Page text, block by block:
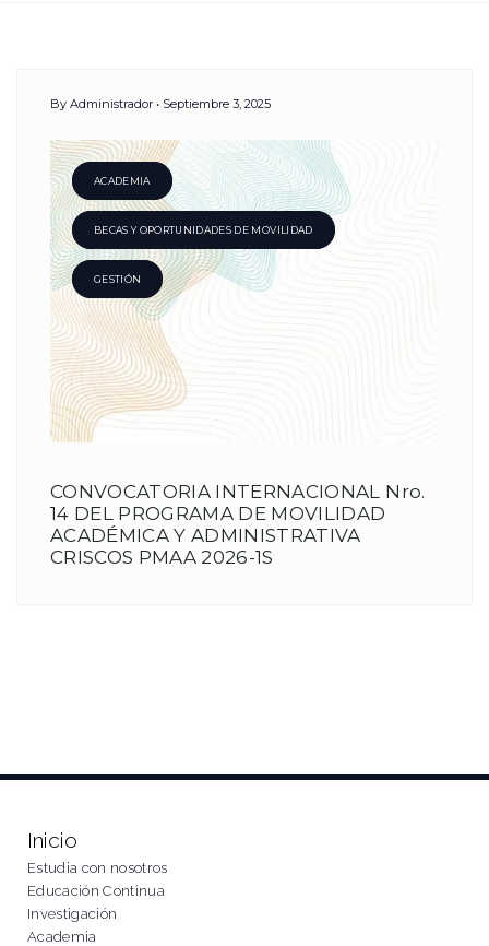
Day:
Septiembre,
2025
By Administrador Septiembre 3, 2025
ACADEMIA
BECAS Y OPORTUNIDADES DE MOVILIDAD
GESTIÓN
CONVOCATORIA INTERNACIONAL Nro.
14 DEL PROGRAMA DE MOVILIDAD
ACADÉMICA Y ADMINISTRATIVA
CRISCOS PMAA 2026-1S
Inicio
Estudia con nosotros
Educación Continua
Investigación
Academia